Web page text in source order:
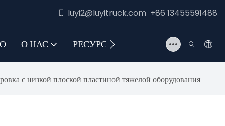
luyi2@luyitruck.com +86 13455591488
О НАС РЕСУРС СВЯЖИТЕСЬ С НАМИ
с низкой плоской пластиной тяжелой оборудования